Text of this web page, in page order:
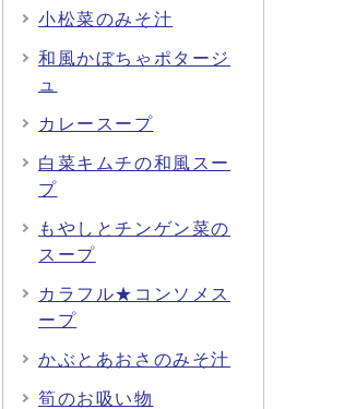
小松菜のみそ汁
和風かぼちゃポタージ
ュ
カレースープ
白菜キムチの和風スー
プ
もやしとチンゲン菜の
スープ
カラフル★コンソメス
ープ
かぶとあおさのみそ汁
筍のお吸い物